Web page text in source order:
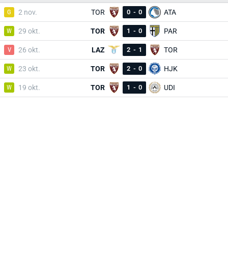
G 2 nov. TOR 0 - 0 ATA
W 29 okt. TOR 1 - 0 PAR
V 26 okt. LAZ 2 - 1 TOR
W 23 okt. TOR 2 - 0 HJK
W 19 okt. TOR 1 - 0 UDI